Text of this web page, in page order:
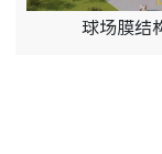
球场膜结